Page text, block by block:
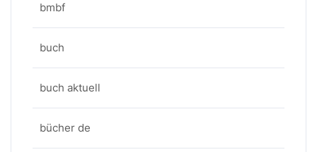
bmbf
buch
buch aktuell
bücher de